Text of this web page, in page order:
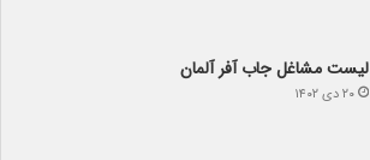
لیست مشاغل جاب آفر آلمان
۲۰ دی ۱۴۰۲